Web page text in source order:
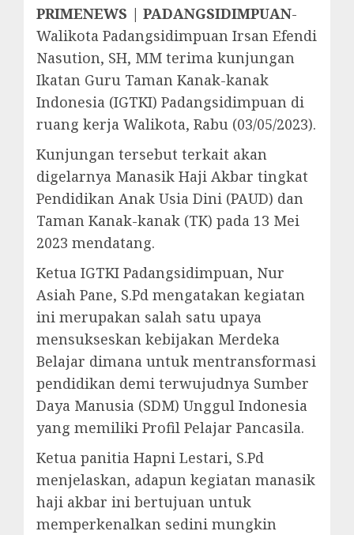
PRIMENEWS | PADANGSIDIMPUAN-
Walikota Padangsidimpuan Irsan Efendi
Nasution, SH, MM terima kunjungan
Ikatan Guru Taman Kanak-kanak
Indonesia (IGTKI) Padangsidimpuan di
ruang kerja Walikota, Rabu (03/05/2023).
Kunjungan tersebut terkait akan
digelarnya Manasik Haji Akbar tingkat
Pendidikan Anak Usia Dini (PAUD) dan
Taman Kanak-kanak (TK) pada 13 Mei
2023 mendatang.
Ketua IGTKI Padangsidimpuan, Nur
Asiah Pane, S.Pd mengatakan kegiatan
ini merupakan salah satu upaya
mensukseskan kebijakan Merdeka
Belajar dimana untuk mentransformasi
pendidikan demi terwujudnya Sumber
Daya Manusia (SDM) Unggul Indonesia
yang memiliki Profil Pelajar Pancasila.
Ketua panitia Hapni Lestari, S.Pd
menjelaskan, adapun kegiatan manasik
haji akbar ini bertujuan untuk
memperkenalkan sedini mungkin